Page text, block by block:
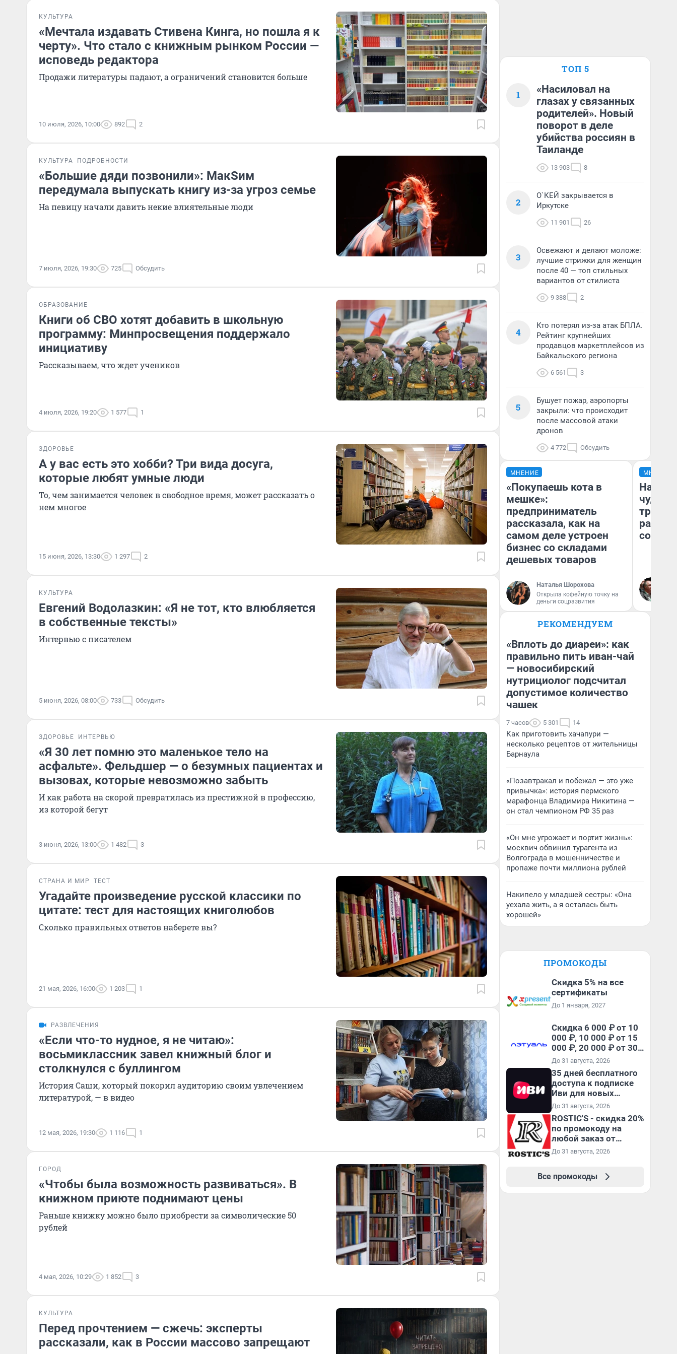
КУЛЬТУРА
«Мечтала издавать Стивена Кинга, но пошла я к
черту». Что стало с книжным рынком России —
исповедь редактора
Продажи литературы падают, а ограничений становится больше
10 июля, 2026, 10:00 892 2
КУЛЬТУРА ПОДРОБНОСТИ
«Большие дяди позвонили»: МакSим
передумала выпускать книгу из-за угроз семье
На певицу начали давить некие влиятельные люди
7 июля, 2026, 19:30 725 Обсудить
ОБРАЗОВАНИЕ
Книги об СВО хотят добавить в школьную
программу: Минпросвещения поддержало
инициативу
Рассказываем, что ждет учеников
4 июля, 2026, 19:20 1 577 1
ЗДОРОВЬЕ
А у вас есть это хобби? Три вида досуга,
которые любят умные люди
То, чем занимается человек в свободное время, может рассказать о
нем многое
15 июня, 2026, 13:30 1 297 2
КУЛЬТУРА
Евгений Водолазкин: «Я не тот, кто влюбляется
в собственные тексты»
Интервью с писателем
5 июня, 2026, 08:00 733 Обсудить
ЗДОРОВЬЕ ИНТЕРВЬЮ
«Я 30 лет помню это маленькое тело на
асфальте». Фельдшер — о безумных пациентах и
вызовах, которые невозможно забыть
И как работа на скорой превратилась из престижной в профессию,
из которой бегут
3 июня, 2026, 13:00 1 482 3
СТРАНА И МИР ТЕСТ
Угадайте произведение русской классики по
цитате: тест для настоящих книголюбов
Сколько правильных ответов наберете вы?
21 мая, 2026, 16:00 1 203 1
РАЗВЛЕЧЕНИЯ
«Если что-то нудное, я не читаю»:
восьмиклассник завел книжный блог и
столкнулся с буллингом
История Саши, который покорил аудиторию своим увлечением
литературой, — в видео
12 мая, 2026, 19:30 1 116 1
ГОРОД
«Чтобы была возможность развиваться». В
книжном приюте поднимают цены
Раньше книжку можно было приобрести за символические 50
рублей
4 мая, 2026, 10:29 1 852 3
КУЛЬТУРА
Перед прочтением — сжечь: эксперты
рассказали, как в России массово запрещают
ТОП 5
1
«Насиловал на
глазах у связанных
родителей». Новый
поворот в деле
убийства россиян в
Таиланде
13 903 8
2
О`КЕЙ закрывается в
Иркутске
11 901 26
3
Освежают и делают моложе:
лучшие стрижки для женщин
после 40 — топ стильных
вариантов от стилиста
9 388 2
4
Кто потерял из-за атак БПЛА.
Рейтинг крупнейших
продавцов маркетплейсов из
Байкальского региона
6 561 3
5
Бушует пожар, аэропорты
закрыли: что происходит
после массовой атаки
дронов
4 772 Обсудить
МНЕНИЕ
«Покупаешь кота в
мешке»:
предприниматель
рассказала, как на
самом деле устроен
бизнес со складами
дешевых товаров
Наталья Шорохова
Открыла кофейную точку на
деньги соцразвития
МНЕНИЕ
чудом
РЕКОМЕНДУЕМ
«Вплоть до диареи»: как
правильно пить иван-чай
— новосибирский
нутрициолог подсчитал
допустимое количество
чашек
7 часов 5 301 14
Как приготовить хачапури —
несколько рецептов от жительницы
Барнаула
«Позавтракал и побежал — это уже
привычка»: история пермского
марафонца Владимира Никитина —
он стал чемпионом РФ 35 раз
«Он мне угрожает и портит жизнь»:
москвич обвинил турагента из
Волгограда в мошенничестве и
пропаже почти миллиона рублей
Накипело у младшей сестры: «Она
уехала жить, а я осталась быть
хорошей»
ПРОМОКОДЫ
Скидка 5% на все
сертификаты
До 1 января, 2027
Скидка 6 000 ₽ от 10
000 ₽, 10 000 ₽ от 15
000 ₽, 20 000 ₽ от 30
000 ₽ и 35 000 ₽ от 50
000 ₽ на первый и все
повторные заказы по
промокоду НАБЕРИ
До 31 августа, 2026
35 дней бесплатного
доступа к подписке
Иви для новых
пользователей
До 31 августа, 2026
ROSTIC'S - скидка 20%
по промокоду на
любой заказ от
3199₽!
До 31 августа, 2026
Все промокоды